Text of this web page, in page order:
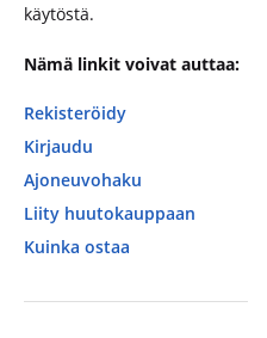
käytöstä.
Nämä linkit voivat auttaa:
Rekisteröidy
Kirjaudu
Ajoneuvohaku
Liity huutokauppaan
Kuinka ostaa